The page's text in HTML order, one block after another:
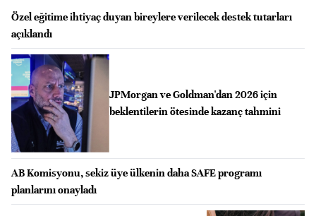
Özel eğitime ihtiyaç duyan bireylere verilecek destek tutarları
açıklandı
JPMorgan ve Goldman'dan 2026 için
beklentilerin ötesinde kazanç tahmini
AB Komisyonu, sekiz üye ülkenin daha SAFE programı
planlarını onayladı